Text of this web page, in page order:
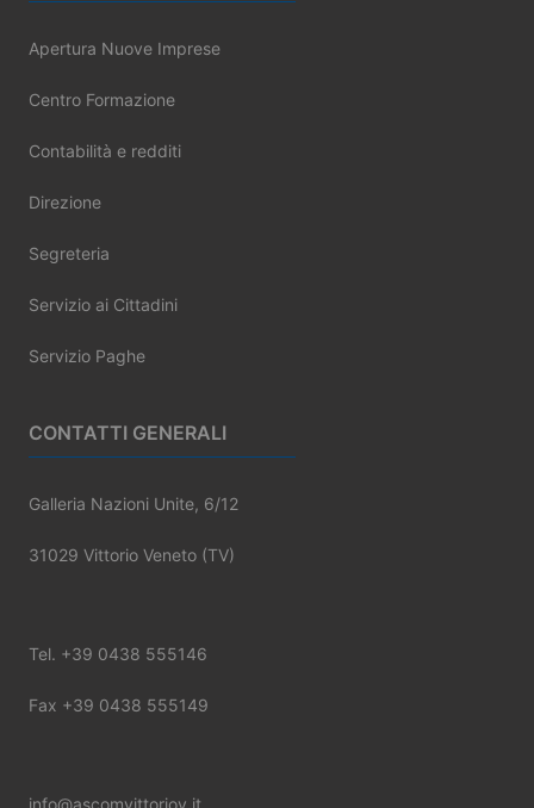
Apertura Nuove Imprese
Centro Formazione
Contabilità e redditi
Direzione
Segreteria
Servizio ai Cittadini
Servizio Paghe
CONTATTI GENERALI
Galleria Nazioni Unite, 6/12
31029 Vittorio Veneto (TV)
Tel. +39 0438 555146
Fax +39 0438 555149
info@ascomvittoriov.it